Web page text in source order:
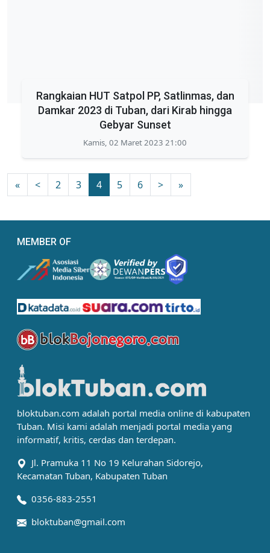
Rangkaian HUT Satpol PP, Satlinmas, dan
Damkar 2023 di Tuban, dari Kirab hingga
Gebyar Sunset
Kamis, 02 Maret 2023 21:00
« < 2 3 4 5 6 > »
MEMBER OF
bloktuban.com adalah portal media online di kabupaten
Tuban. Misi kami adalah menjadi portal media yang
informatif, kritis, cerdas dan terdepan.
Jl. Pramuka 11 No 19 Kelurahan Sidorejo,
Kecamatan Tuban, Kabupaten Tuban
0356-883-2551
bloktuban@gmail.com